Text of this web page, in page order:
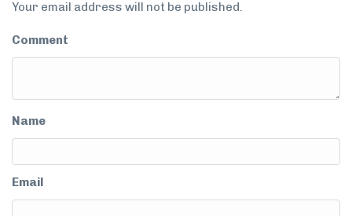
Your email address will not be published.
Comment
Name
Email